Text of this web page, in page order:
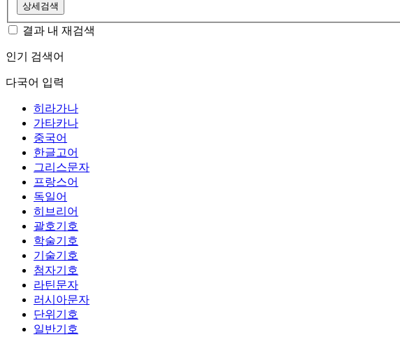
상세검색
결과 내 재검색
인기 검색어
다국어 입력
히라가나
가타카나
중국어
한글고어
그리스문자
프랑스어
독일어
히브리어
괄호기호
학술기호
기술기호
첨자기호
라틴문자
러시아문자
단위기호
일반기호